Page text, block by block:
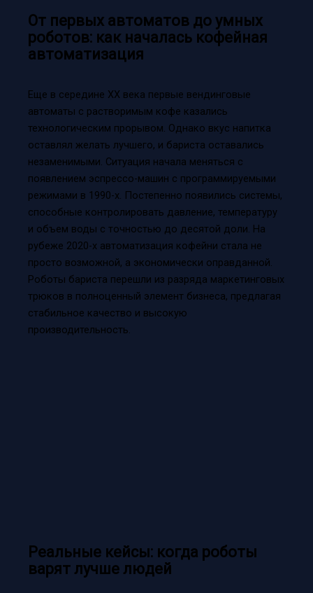
От первых автоматов до умных
роботов: как началась кофейная
автоматизация
Еще в середине XX века первые вендинговые
автоматы с растворимым кофе казались
технологическим прорывом. Однако вкус напитка
оставлял желать лучшего, и бариста оставались
незаменимыми. Ситуация начала меняться с
появлением эспрессо-машин с программируемыми
режимами в 1990-х. Постепенно появились системы,
способные контролировать давление, температуру
и объем воды с точностью до десятой доли. На
рубеже 2020-х автоматизация кофейни стала не
просто возможной, а экономически оправданной.
Роботы бариста перешли из разряда маркетинговых
трюков в полноценный элемент бизнеса, предлагая
стабильное качество и высокую
производительность.
Реальные кейсы: когда роботы
варят лучше людей